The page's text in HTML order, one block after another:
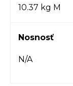
10.37 kg M
Nosnosť
N/A